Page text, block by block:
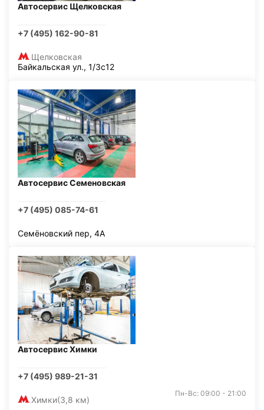
Автосервис Щелковская
+7 (495) 162-90-81
Щелковская
Байкальская ул., 1/3с12
Автосервис Семеновская
+7 (495) 085-74-61
Семёновский пер, 4А
Автосервис Химки
+7 (495) 989-21-31
Химки(3,8 км)
Пн-Вс: 09:00 - 21:00